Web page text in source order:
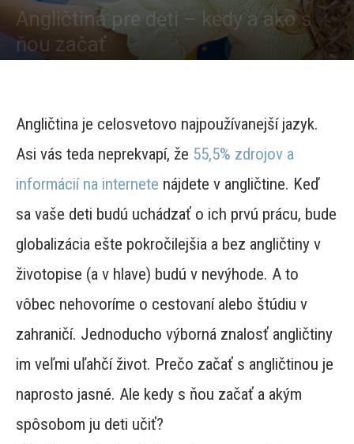
Angličtina pre deti – kedy a ako s
ňou začať
Angličtina je celosvetovo najpoužívanejší jazyk.
Asi vás teda neprekvapí, že 55,5% zdrojov a
informácií na internete nájdete v angličtine. Keď
sa vaše deti budú uchádzať o ich prvú prácu, bude
globalizácia ešte pokročilejšia a bez angličtiny v
životopise (a v hlave) budú v nevýhode. A to
vôbec nehovoríme o cestovaní alebo štúdiu v
zahraničí. Jednoducho výborná znalosť angličtiny
im veľmi uľahčí život. Prečo začať s angličtinou je
naprosto jasné. Ale kedy s ňou začať a akým
spôsobom ju deti učiť?